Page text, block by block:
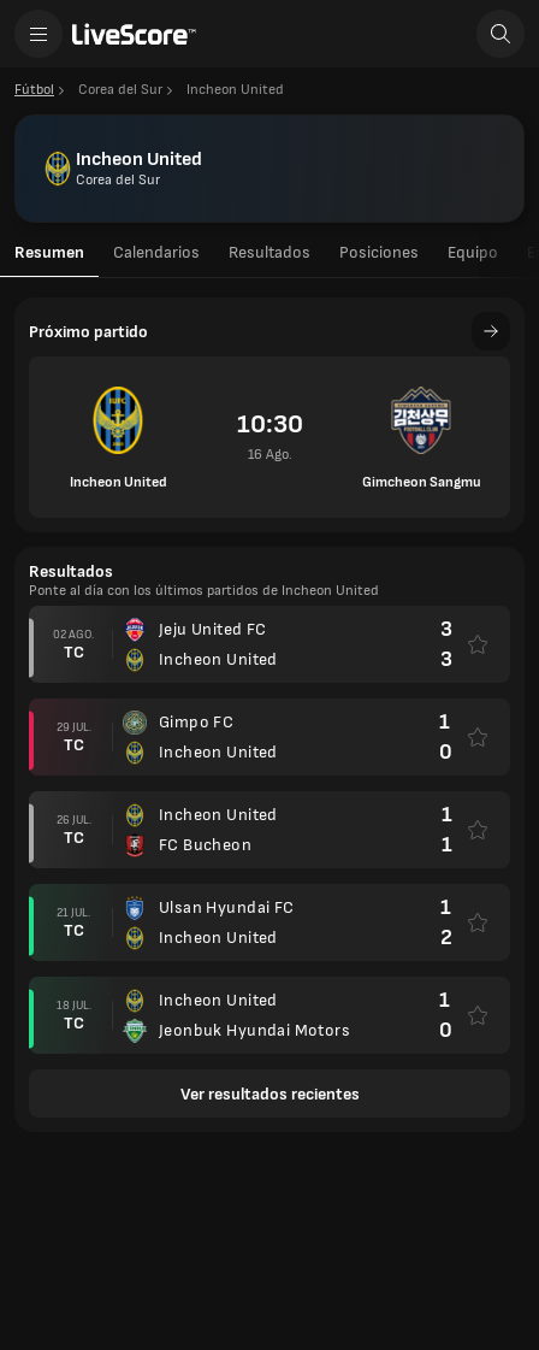
Fútbol Corea del Sur Incheon United
Incheon United
Corea del Sur
Resumen Calendarios Resultados Posiciones Equipo
Próximo partido
Incheon United
10:30
16 Ago.
Gimcheon Sangmu
Resultados
Ponte al día con los últimos partidos de Incheon United
02 AGO.
TC
Jeju United FC
Incheon United
3
3
29 JUL.
TC
Gimpo FC
Incheon United
1
0
26 JUL.
TC
Incheon United
FC Bucheon
1
1
21 JUL.
TC
Ulsan Hyundai FC
Incheon United
1
2
18 JUL.
TC
Incheon United
Jeonbuk Hyundai Motors
1
0
Ver resultados recientes